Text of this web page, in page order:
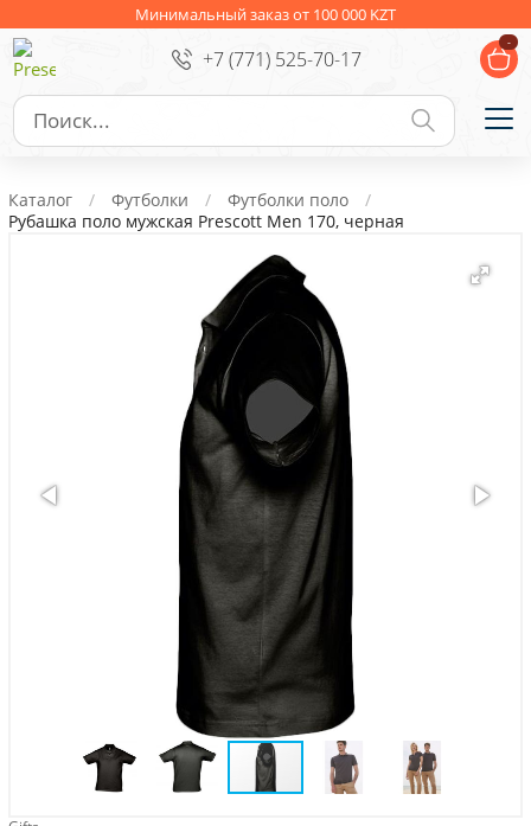
Минимальный заказ от 100 000 KZT
+7 (771) 525-70-17
-
Ежедневники Новогодние подарки
Сувениры к праздникам Упаковка
Личные аксессуары
Деловые подарки
Съедобные подарки с логотипом
Каталог Футболки
Футболки поло
Рубашка поло мужская Prescott Men 170, черная